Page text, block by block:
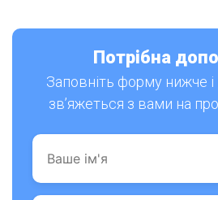
Потрібна
Заповніть форму нижче
зв’яжеться з вами на